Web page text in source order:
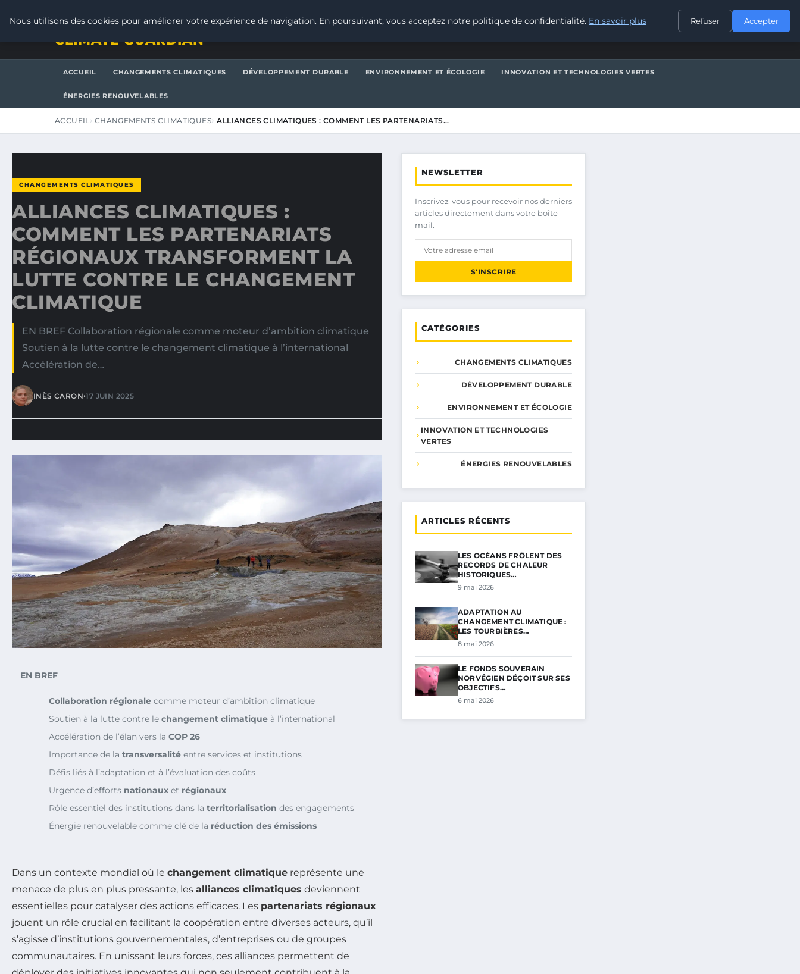
CONTACT
CLIMATE GUARDIAN
ACCUEIL CHANGEMENTS CLIMATIQUES DÉVELOPPEMENT DURABLE ENVIRONNEMENT ET ÉCOLOGIE INNOVATION ET TECHNOLOGIES VERTES
ÉNERGIES RENOUVELABLES
ACCUEIL CHANGEMENTS CLIMATIQUES ALLIANCES CLIMATIQUES : COMMENT LES PARTENARIATS…
CHANGEMENTS CLIMATIQUES
ALLIANCES CLIMATIQUES :
COMMENT LES PARTENARIATS
RÉGIONAUX TRANSFORMENT LA
LUTTE CONTRE LE CHANGEMENT
CLIMATIQUE
EN BREF Collaboration régionale comme moteur d’ambition climatique
Soutien à la lutte contre le changement climatique à l’international
Accélération de…
INÈS CARON•17 JUIN 2025
EN BREF
Collaboration régionale comme moteur d’ambition climatique
Soutien à la lutte contre le changement climatique à l’international
Accélération de l’élan vers la COP 26
Importance de la transversalité entre services et institutions
Défis liés à l’adaptation et à l’évaluation des coûts
Urgence d’efforts nationaux et régionaux
Rôle essentiel des institutions dans la territorialisation des engagements
Énergie renouvelable comme clé de la réduction des émissions
Dans un contexte mondial où le changement climatique représente une
menace de plus en plus pressante, les alliances climatiques deviennent
essentielles pour catalyser des actions efficaces. Les partenariats régionaux
jouent un rôle crucial en facilitant la coopération entre diverses acteurs, qu’il
s’agisse d’institutions gouvernementales, d’entreprises ou de groupes
communautaires. En unissant leurs forces, ces alliances permettent de
NEWSLETTER
Inscrivez-vous pour recevoir nos derniers
articles directement dans votre boîte
mail.
S'INSCRIRE
CATÉGORIES
CHANGEMENTS CLIMATIQUES
DÉVELOPPEMENT DURABLE
ENVIRONNEMENT ET ÉCOLOGIE
INNOVATION ET TECHNOLOGIES
VERTES
ÉNERGIES RENOUVELABLES
ARTICLES RÉCENTS
LES OCÉANS FRÔLENT DES
RECORDS DE CHALEUR
HISTORIQUES…
9 mai 2026
ADAPTATION AU
CHANGEMENT CLIMATIQUE :
LES TOURBIÈRES…
8 mai 2026
LE FONDS SOUVERAIN
NORVÉGIEN DÉÇOIT SUR SES
OBJECTIFS…
6 mai 2026
Nous utilisons des cookies pour améliorer votre expérience de navigation. En poursuivant, vous acceptez notre politique de confidentialité. En savoir plus Refuser Accepter